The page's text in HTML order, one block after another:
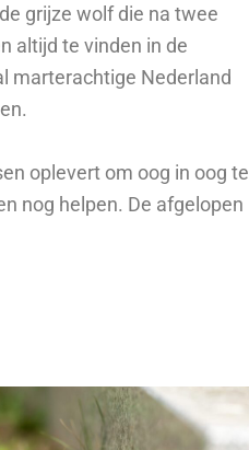
grijze wolf die na twee
altijd te vinden in de
marterachtige Nederland
oplevert om oog in oog te
nog helpen. De afgelopen